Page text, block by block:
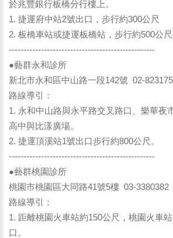
於兆豐銀行板橋分行樓上。
1. 捷運府中站2號出口，步行約300公尺
2. 板橋車站或捷運板橋站，步行約500公尺
--------------------------------------------------
●藝群永和診所
新北市永和區中山路一段142號 02-
路線導引：
1. 永和中山路與永平路交叉路口、樂華夜
高中與比漾廣場。
2. 捷運頂溪站1號出口步行約800公尺。
--------------------------------------------------
●藝群桃園診所
桃園市桃園區大同路41號5樓 03-3380382
路線導引：
1. 距離桃園火車站約150公尺，桃園火車
口。